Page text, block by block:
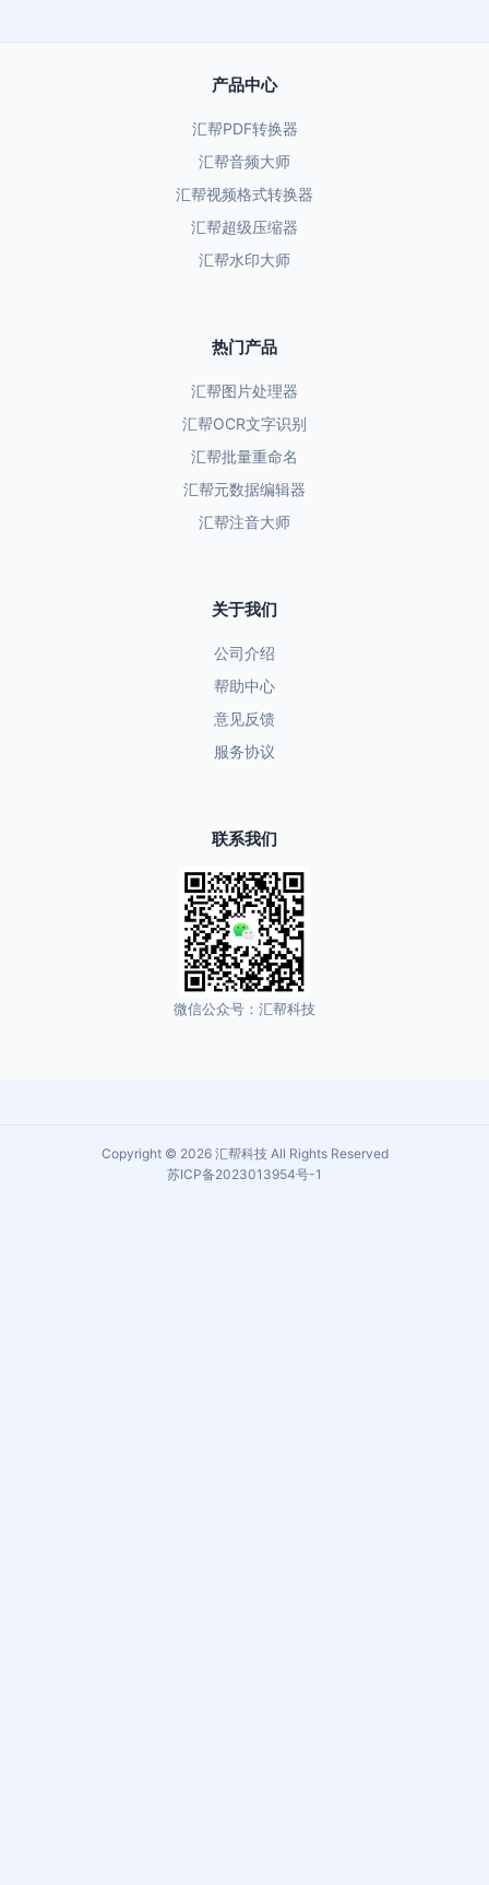
产品中心
汇帮PDF转换器
汇帮音频大师
汇帮视频格式转换器
汇帮超级压缩器
汇帮水印大师
热门产品
汇帮图片处理器
汇帮OCR文字识别
汇帮批量重命名
汇帮元数据编辑器
汇帮注音大师
关于我们
公司介绍
帮助中心
意见反馈
服务协议
联系我们
微信公众号：汇帮科技
Copyright © 2026 汇帮科技 All Rights Reserved
苏ICP备2023013954号-1